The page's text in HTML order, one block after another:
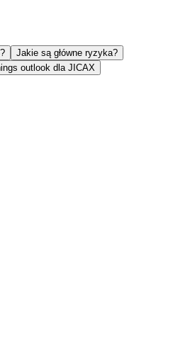
Jakie są główne ryzyka?
outlook dla JICAX